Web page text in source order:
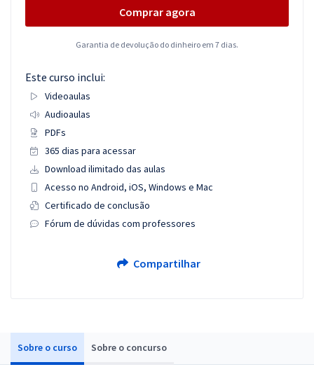
Sobre o curso Sobre o concurso
Comprar agora
Garantia de devolução do dinheiro em 7 dias.
Este curso inclui:
Videoaulas
Audioaulas
PDFs
365 dias para acessar
Download ilimitado das aulas
Acesso no Android, iOS, Windows e Mac
Certificado de conclusão
Fórum de dúvidas com professores
Compartilhar